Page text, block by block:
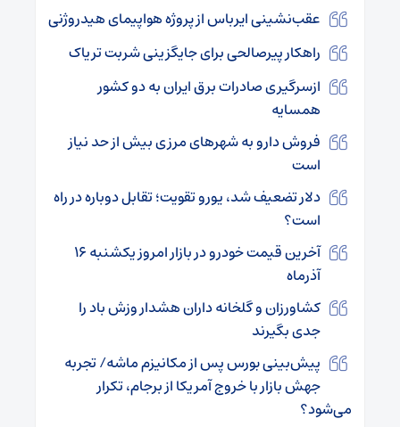
عقب‌نشینی ایرباس از پروژه هواپیمای هیدروژنی
راهکار پیرصالحی برای جایگزینی شربت تریاک
ازسرگیری صادرات برق ایران به دو کشور
همسایه
فروش دارو به شهرهای مرزی بیش از حد نیاز
است
دلار تضعیف شد، یورو تقویت؛ تقابل دوباره در راه
است؟
آخرین قیمت خودرو در بازار امروز یکشنبه ۱۶
آذرماه
کشاورزان و گلخانه داران هشدار وزش باد را
جدی بگیرند
پیش‌بینی بورس پس از مکانیزم ماشه/ تجربه
جهش بازار با خروج آمریکا از برجام، تکرار
می‌شود؟